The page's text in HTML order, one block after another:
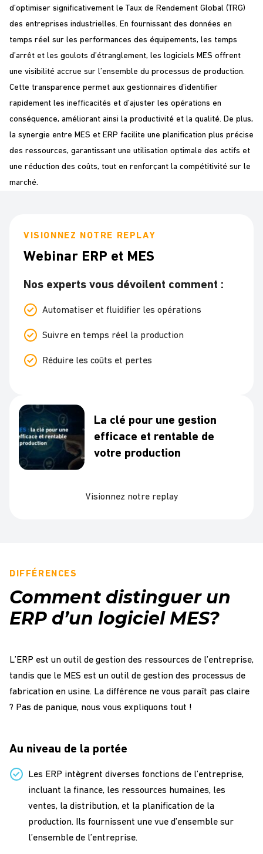
d’optimiser significativement le Taux de Rendement Global (TRG)
des entreprises industrielles. En fournissant des données en
temps réel sur les performances des équipements, les temps
d’arrêt et les goulots d’étranglement, les logiciels MES offrent
une visibilité accrue sur l’ensemble du processus de production.
Cette transparence permet aux gestionnaires d’identifier
rapidement les inefficacités et d’ajuster les opérations en
conséquence, améliorant ainsi la productivité et la qualité. De plus,
la synergie entre MES et ERP facilite une planification plus précise
des ressources, garantissant une utilisation optimale des actifs et
une réduction des coûts, tout en renforçant la compétitivité sur le
marché.
VISIONNEZ NOTRE REPLAY
Webinar ERP et MES
Nos experts vous dévoilent comment :
Automatiser et fluidifier les opérations
Suivre en temps réel la production
Réduire les coûts et pertes
La clé pour une gestion
efficace et rentable de
votre production
Visionnez notre replay
DIFFÉRENCES
Comment distinguer un
ERP d’un logiciel MES?
L’ERP est un outil de gestion des ressources de l’entreprise,
tandis que le MES est un outil de gestion des processus de
fabrication en usine. La différence ne vous paraît pas claire
? Pas de panique, nous vous expliquons tout !
Au niveau de la portée
Les ERP intègrent diverses fonctions de l’entreprise,
incluant la finance, les ressources humaines, les
ventes, la distribution, et la planification de la
production. Ils fournissent une vue d’ensemble sur
l’ensemble de l’entreprise.